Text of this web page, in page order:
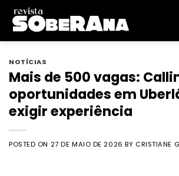
Skip
content
NOTÍCIAS
Mais de 500 vagas:
oportunidades em
exigir experiência
POSTED ON 27 DE MAIO DE 2026 BY CRISTIANE